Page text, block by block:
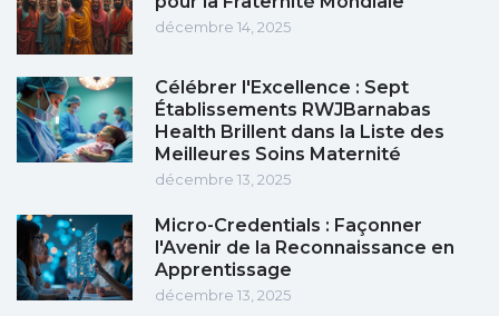
décembre 14, 2025
Célébrer l'Excellence : Sept
Établissements RWJBarnabas
Health Brillent dans la Liste des
Meilleures Soins Maternité
décembre 13, 2025
Micro-Credentials : Façonner
l'Avenir de la Reconnaissance en
Apprentissage
décembre 13, 2025